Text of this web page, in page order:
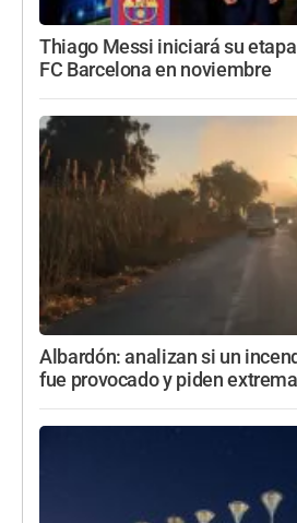
Thiago Messi iniciará su
FC Barcelona en noviembre
Albardón: analizan si un
fue provocado y piden